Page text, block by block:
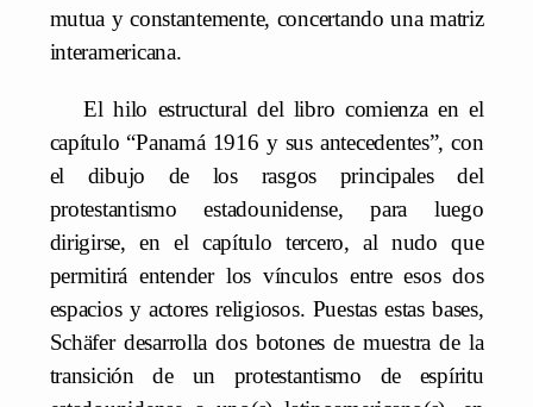
mutua y constantemente, concertando una matriz
interamericana.
El hilo estructural del libro comienza en el
capítulo “Panamá 1916 y sus antecedentes”, con
el dibujo de los rasgos principales del
protestantismo estadounidense, para luego
dirigirse, en el capítulo tercero, al nudo que
permitirá entender los vínculos entre esos dos
espacios y actores religiosos. Puestas estas bases,
Schäfer desarrolla dos botones de muestra de la
transición de un protestantismo de espíritu